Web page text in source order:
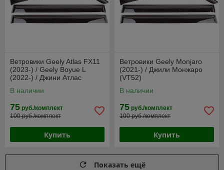
Ветровики Geely Atlas FX11
(2023-) / Geely Boyue L
(2022-) / Джини Атлас
В наличии
75 руб./комплект
100 руб./комплект
Купить
Ветровики Geely Monjaro
(2021-) / Джили Монжаро
(VT52)
В наличии
75 руб./комплект
100 руб./комплект
Купить
Показать ещё